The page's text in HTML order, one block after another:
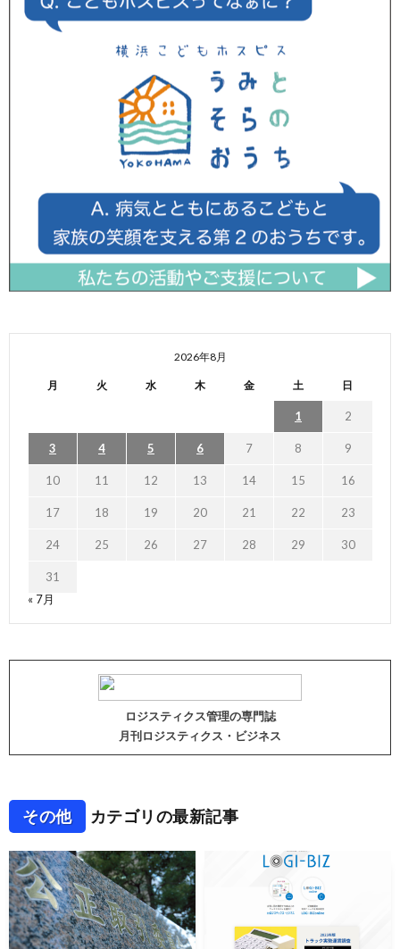
2026年8月
月 火 水 木 金 土 日
1 2
3 4 5 6 7 8 9
10 11 12 13 14 15 16
17 18 19 20 21 22 23
24 25 26 27 28 29 30
31
« 7月
ロジスティクス管理の専門誌
月刊ロジスティクス・ビジネス
その他 カテゴリの最新記事